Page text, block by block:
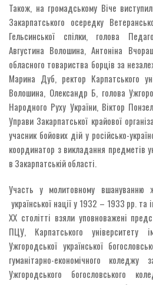
Також, на громадському Віче
Закарпатського осередку
Гельсинської спілки, голова
Августина Волошина, Антоніна
обласного товариства борців за
Марина Дуб, ректор Карпатського
Волошина, Олександр Б, голова
Народного Руху України, Віктор
Управи Закарпатської крайової
учасник бойових дій у російсько-
координатор з викладання предметів
в Закарпатській області.
Участь у молитовному вшануванню
української нації у 1932 – 1933 рр. та
ХХ столітті взяли уповноважені
ПЦУ, Карпатського університету
Ужгородської української
гуманітарно-економічного коледжу
Ужгородського богословського